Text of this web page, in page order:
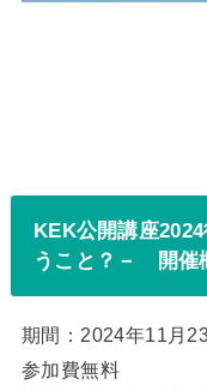
KEK公開講座
うこと？－ 開催
期間：2024年11月
参加費無料